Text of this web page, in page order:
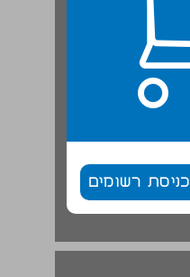
כניסת רשומים